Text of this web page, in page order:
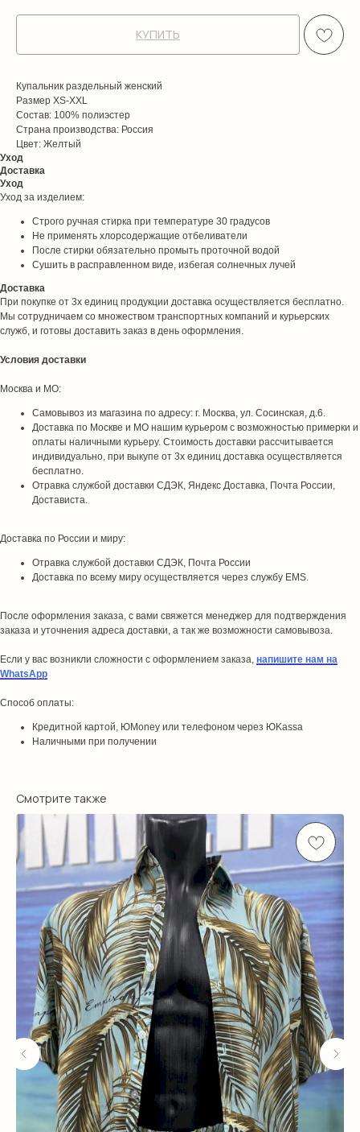
КУПИТЬ
Купальник раздельный женский
Размер XS-XXL
Состав: 100% полиэстер
Страна производства: Россия
Цвет: Желтый
Уход
Доставка
Уход
Уход за изделием:
Строго ручная стирка при температуре 30 градусов
Не применять хлорсодержащие отбеливатели
После стирки обязательно промыть проточной водой
Сушить в расправленном виде, избегая солнечных лучей
Доставка
При покупке от 3х единиц продукции доставка осуществляется бесплатно.
Мы сотрудничаем со множеством транспортных компаний и курьерских
служб, и готовы доставить заказ в день оформления.
Условия доставки
Москва и МО:
Самовывоз из магазина по адресу: г. Москва, ул. Сосинская, д.6.
Доставка по Москве и МО нашим курьером с возможностью примерки и
оплаты наличными курьеру. Стоимость доставки рассчитывается
индивидуально, при выкупе от 3х единиц доставка осуществляется
бесплатно.
Отравка службой доставки СДЭК, Яндекс Доставка, Почта России,
Достависта.
Доставка по России и миру:
Отравка службой доставки СДЭК, Почта России
Доставка по всему миру осуществляется через службу EMS.
После оформления заказа, с вами свяжется менеджер для подтверждения
заказа и уточнения адреса доставки, а так же возможности самовывоза.
Если у вас возникли сложности с оформлением заказа, напишите нам на
WhatsApp
Способ оплаты:
Кредитной картой, ЮMoney или телефоном через ЮKassa
Наличными при получении
Смотрите также